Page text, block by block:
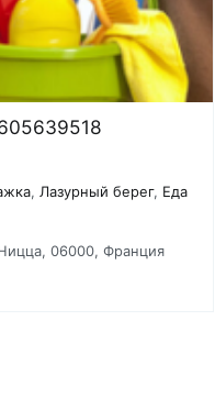
,Лазурный берег, Еда
06000, Франция